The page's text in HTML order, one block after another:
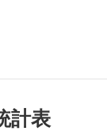
計表